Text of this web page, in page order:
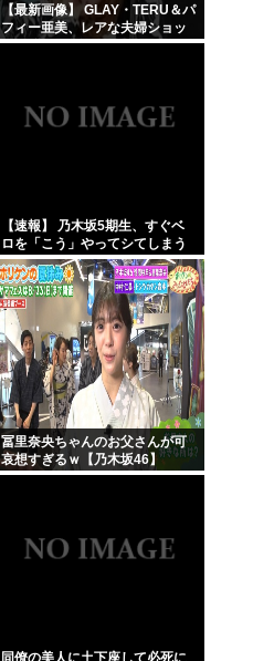
【最新画像】 GLAY・TERU＆パ
フィー亜美、レアな夫婦ショッ
トを公開してしまう！
【速報】 乃木坂5期生、すぐベ
ロを「こう」やってシてしまう
ｗｗｗｗｗｗ
冨里奈央ちゃんのお父さんが可
哀想すぎるｗ【乃木坂46】
同僚の美人に土下座して必死に